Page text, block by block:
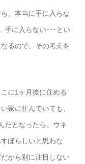
、本当に手に入らな
手に入らない･･･とい
るので、その考えを
に1ヶ月後に住める
家に住んでいても、
だとなったら。ウキ
ぼらしいと思わな
から別に注目しない